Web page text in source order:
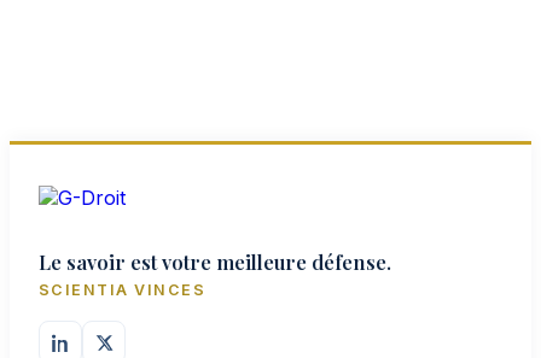
Le savoir est votre meilleure défense.
SCIENTIA VINCES